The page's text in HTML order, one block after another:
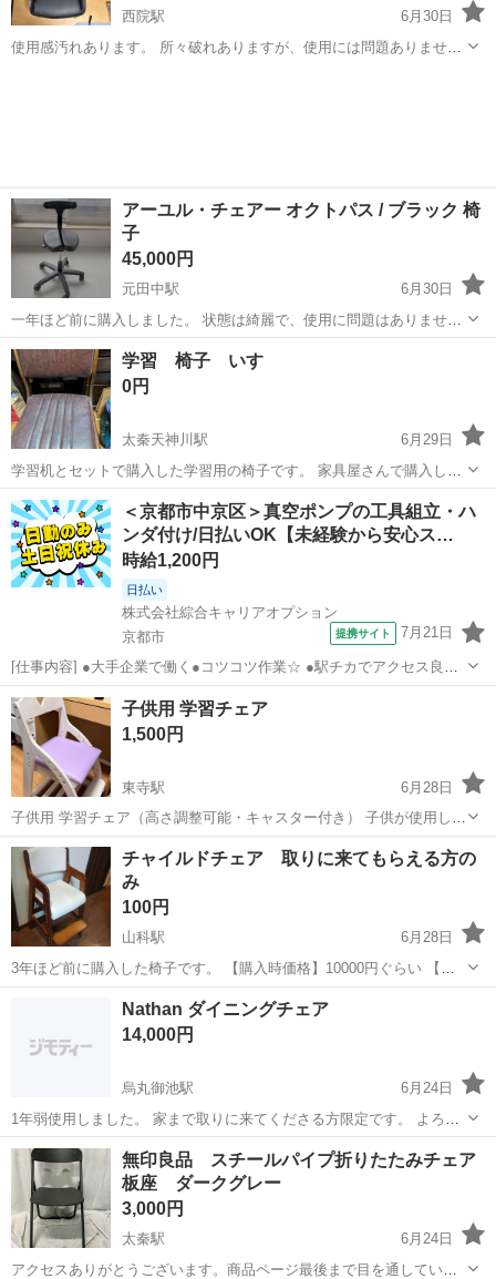
西院駅
6月30日
使用感汚れあります。 所々破れありますが、使用には問題ありませ
アーユル・チェアー オクトパス / ブラック 椅
子
45,000円
元田中駅
6月30日
一年ほど前に購入しました。 状態は綺麗で、使用に問題はありませ
ん。 体圧分散マットもおつけします。 詳細は商品サイトをご確認くだ
さい: https://www.ayur-chair.com/f/octpus
京都 京都市 元田中駅 椅子
学習 椅子 いす
0円
太秦天神川駅
6月29日
学習机とセットで購入した学習用の椅子です。 家具屋さんで購入した
ものになりますので、物自体は良いものかと思います。 使用しなくな
ったので出品です。 1台ございます。 座面は40センチ×40センチほど
です。 よろしくお願...
京都 京都市 太秦天神川駅 椅子
＜京都市中京区＞真空ポンプの工具組立・ハ
ンダ付け/日払いOK【未経験から安心ス…
時給1,200円
日払い
株式会社綜合キャリアオプション
京都市
提携サイト 7月21日
[仕事内容] ●大手企業で働く●コツコツ作業☆ ●駅チカでアクセス良好
です♪ ●土日休みでプライベートも大切にできます♪ 【業務内容詳細】
半導体を製造する機械に使われるポンプの組立業務。 工具やハンダな
どを使用して組立てるお...
京都 京都市 工場
子供用 学習チェア
1,500円
東寺駅
6月28日
子供用 学習チェア（高さ調整可能・キャスター付き） 子供が使用して
いた学習チェアです。 座面・足置きの高さを調整できるため、お子様
の成長に合わせて長くお使いいただけます。 * 高さ調整可能 * キャス
ター付きで移動も楽...
京都 京都市 東寺駅
チャイルドチェア 取りに来てもらえる方の
み
100円
山科駅
6月28日
3年ほど前に購入した椅子です。 【購入時価格】10000円ぐらい 【サ
イズ】縦：80cm、横：40cm、奥行き：50cm （大体です） 【傷など
の状態】やや塗装が剥げているところがあります。 【アピールポイン
椅子 チャイルド
Nathan ダイニングチェア
14,000円
烏丸御池駅
6月24日
1年弱使用しました。 家まで取りに来てくださる方限定です。 よろし
くお願いします。 写真後ほど追加
京都 京都市 烏丸御池駅 ダイニング
無印良品 スチールパイプ折りたたみチェア
板座 ダークグレー
3,000円
太秦駅
6月24日
アクセスありがとうございます。商品ページ最後まで目を通していた